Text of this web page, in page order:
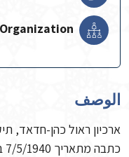
Organization:
الوصف